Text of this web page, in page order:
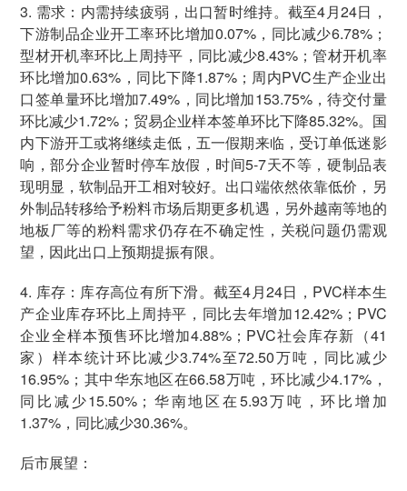
3. 需求：内需持续疲弱，出口暂时维持。截至4月24日，
下游制品企业开工率环比增加0.07%，同比减少6.78%；
型材开机率环比上周持平，同比减少8.43%；管材开机率
环比增加0.63%，同比下降1.87%；周内PVC生产企业出
口签单量环比增加7.49%，同比增加153.75%，待交付量
环比减少1.72%；贸易企业样本签单环比下降85.32%。国
内下游开工或将继续走低，五一假期来临，受订单低迷影
响，部分企业暂时停车放假，时间5-7天不等，硬制品表
现明显，软制品开工相对较好。出口端依然依靠低价，另
外制品转移给予粉料市场后期更多机遇，另外越南等地的
地板厂等的粉料需求仍存在不确定性，关税问题仍需观
望，因此出口上预期提振有限。
4. 库存：库存高位有所下滑。截至4月24日，PVC样本生
产企业库存环比上周持平，同比去年增加12.42%；PVC
企业全样本预售环比增加4.88%；PVC社会库存新（41
家）样本统计环比减少3.74%至72.50万吨，同比减少
16.95%；其中华东地区在66.58万吨，环比减少4.17%，
同比减少15.50%；华南地区在5.93万吨，环比增加
1.37%，同比减少30.36%。
后市展望：